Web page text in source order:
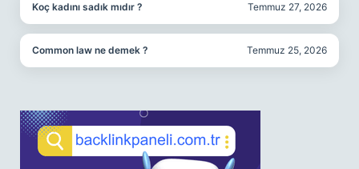
Koç kadını sadık mıdır ? Temmuz 27, 2026
Common law ne demek ? Temmuz 25, 2026